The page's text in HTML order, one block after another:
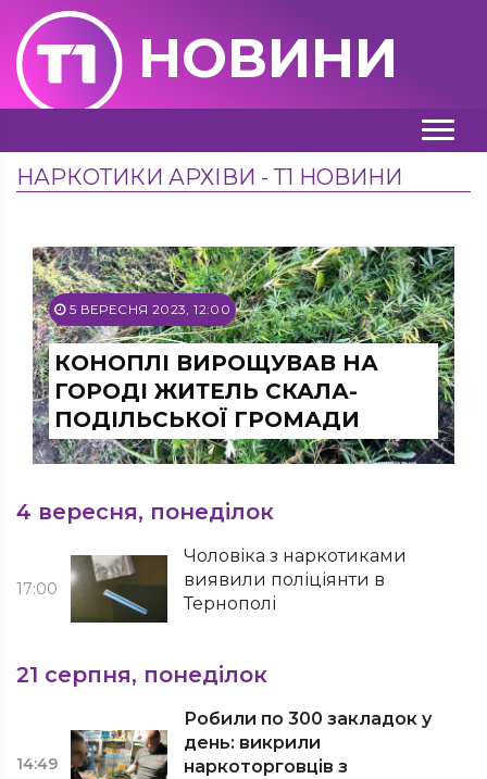
НОВИНИ
НАРКОТИКИ АРХІВИ - Т1 НОВИНИ
5 ВЕРЕСНЯ 2023, 12:00
КОНОПЛІ ВИРОЩУВАВ НА
ГОРОДІ ЖИТЕЛЬ СКАЛА-
ПОДІЛЬСЬКОЇ ГРОМАДИ
4 вересня, понеділок
17:00
Чоловіка з наркотиками
виявили поліціянти в
Тернополі
21 серпня, понеділок
14:49
Робили по 300 закладок у
день: викрили
наркоторговців з